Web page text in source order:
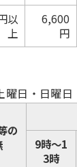
以
上
6,600
円
の
9時～1
3時
曜日・日曜